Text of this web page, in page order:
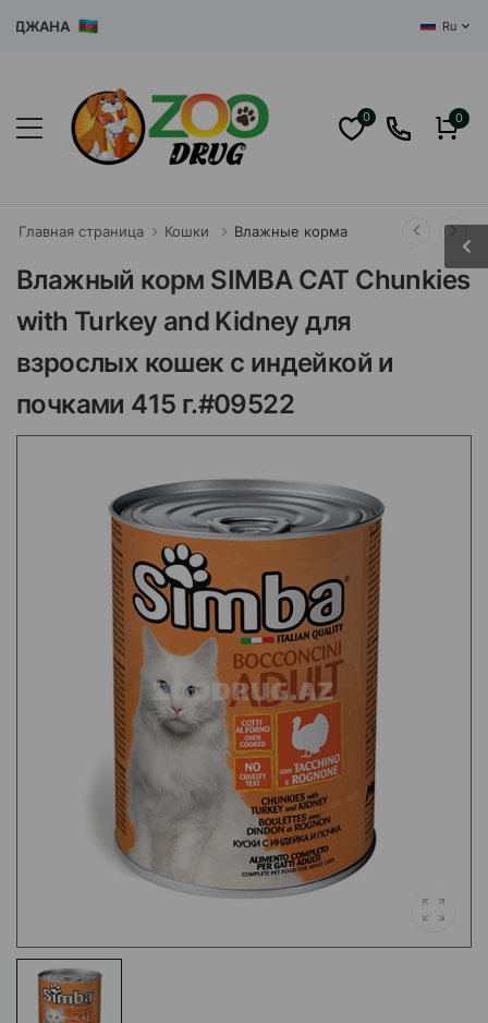
Ru
0 0
Главная страница Кошки Влажные корма
Влажный корм SIMBA CAT Chunkies
with Turkey and Kidney для
взрослых кошек с индейкой и
почками 415 г.#09522